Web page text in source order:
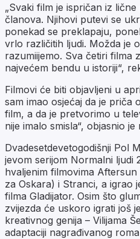
„Svaki film je ispričan iz
članova. Njihovi putevi se
ponekad se preklapaju,
vrlo različitih ljudi. Možda je
razumiijemo. Sva četiri filma
najvećem bendu u istoriji“,
Filmovi će biti objavljeni u
sam imao osjećaj da je priča
film, a da je pretvorimo u
nije imalo smisla“, objasnio je
Dvadesetdevetogodišnji Pol
jevom serijom Normalni ljudi
hvaljenim filmovima
za Oskara) i Stranci, a igrao
filma Gladijator. Osim što
zvijezda će uskoro igrati još
kreativnog genija – Vilijama
adaptaciji nagrađivanog